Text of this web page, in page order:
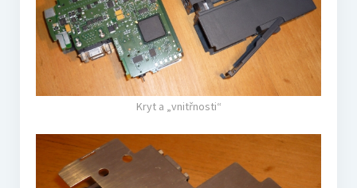
Kryt a „vnitřnosti“